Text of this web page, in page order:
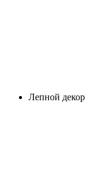
Лепной декор